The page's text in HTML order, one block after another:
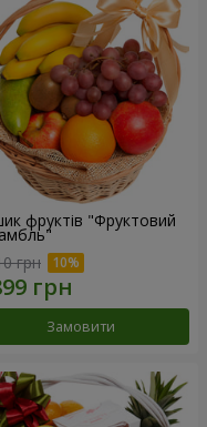
фруктів "Фруктовий
грн
Замовити